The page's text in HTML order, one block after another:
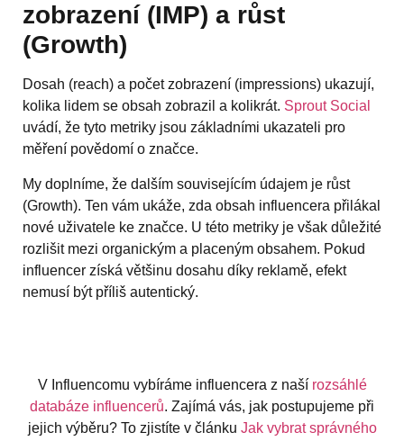
zobrazení (IMP) a růst
(Growth)
Dosah (reach) a počet zobrazení (impressions) ukazují,
kolika lidem se obsah zobrazil a kolikrát. Sprout Social
uvádí, že tyto metriky jsou základními ukazateli pro
měření povědomí o značce.
My doplníme, že dalším souvisejícím údajem je růst
(Growth). Ten vám ukáže, zda obsah influencera přilákal
nové uživatele ke značce. U této metriky je však důležité
rozlišit mezi organickým a placeným obsahem. Pokud
influencer získá většinu dosahu díky reklamě, efekt
nemusí být příliš autentický.
V Influencomu vybíráme influencera z naší rozsáhlé
databáze influencerů. Zajímá vás, jak postupujeme při
jejich výběru? To zjistíte v článku Jak vybrat správného